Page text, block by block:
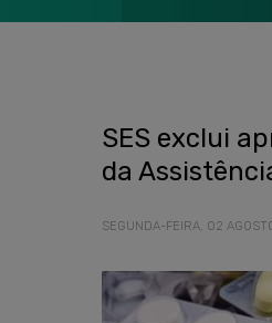
SES exclui
da
SEGUNDA-FEIRA, 02